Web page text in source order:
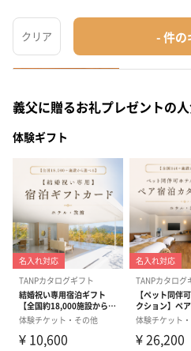
8月07日(
義父に贈るお礼プレゼントの
体験ギフト